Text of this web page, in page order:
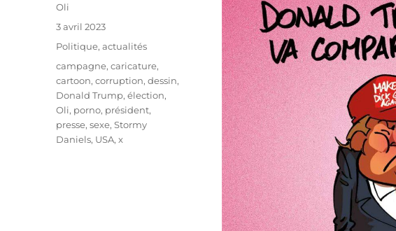
Auteur
Oli
Publié
3 avril 2023
Catégories
Politique, actualités
Étiquettes
campagne,caricature,
cartoon,corruption,dessin,
Donald Trump,élection,
Oli, porno, président,
presse,sexe,Stormy
Daniels, USA,x